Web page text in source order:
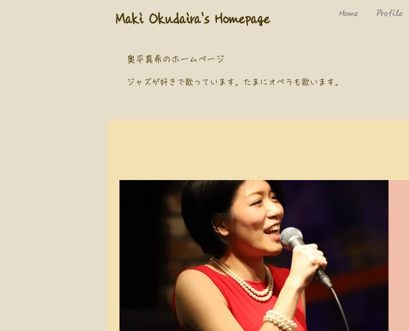
​Maki Okudaira's Homepage Home Profile
奥平真希のホームページ
​ジャズが好きで歌っています。 たまにオペラも歌います。